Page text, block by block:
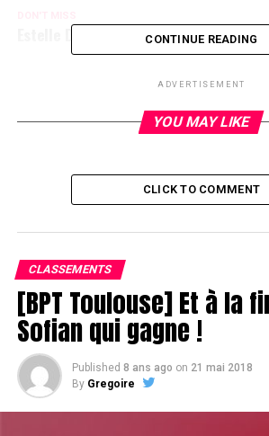
Estelle Denis, 100% patience
CONTINUE READING
ADVERTISEMENT
YOU MAY LIKE
CLICK TO COMMENT
CLASSEMENTS
[BPT Toulouse] Et à la
Sofian qui gagne !
Published 8 ans ago on 21 mai 2018
By Gregoire